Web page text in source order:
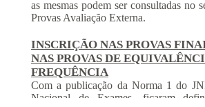
INSCRIÇÃO NAS PROVAS
NAS PROVAS DE
Com a publicação da Norma 1 do
Nacional de Exames, ficaram
prazos para inscrição nas provas
provas de equivalência à
alunos autopropostos do ensino básico.